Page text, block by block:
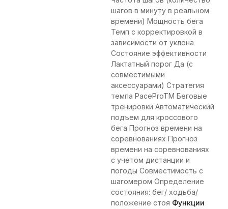
шагов в минуту в реальном
времени) Мощность бега
Темп с корректировкой в
зависимости от уклона
Состояние эффективности
Лактатный порог Да (с
совместимыми
аксессуарами) Стратегия
темпа PaceProTM Беговые
тренировки Автоматический
подъем для кроссового
бега Прогноз времени на
соревнованиях Прогноз
времени на соревнованиях
с учетом дистанции и
погоды Совместимость с
шагомером Определение
состояния: бег/ ходьба/
положение стоя Функции